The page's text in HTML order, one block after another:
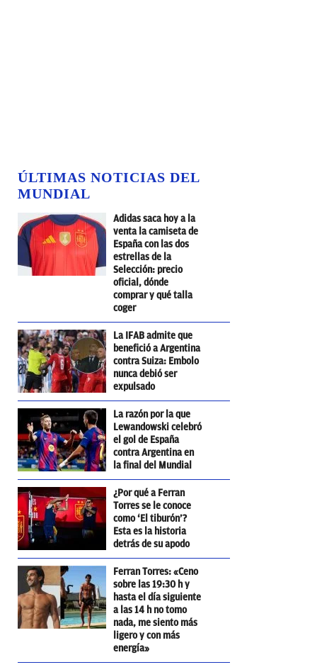
ÚLTIMAS NOTICIAS DEL
MUNDIAL
Adidas saca hoy a la
venta la camiseta de
España con las dos
estrellas de la
Selección: precio
oficial, dónde
comprar y qué talla
coger
La IFAB admite que
benefició a Argentina
contra Suiza: Embolo
nunca debió ser
expulsado
La razón por la que
Lewandowski celebró
el gol de España
contra Argentina en
la final del Mundial
¿Por qué a Ferran
Torres se le conoce
como ‘El tiburón’?
Esta es la historia
detrás de su apodo
Ferran Torres: «Ceno
sobre las 19:30 h y
hasta el día siguiente
a las 14 h no tomo
nada, me siento más
ligero y con más
energía»